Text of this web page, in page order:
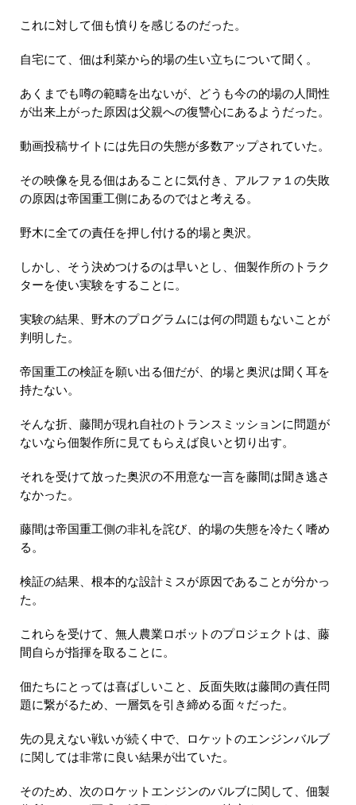
これに対して佃も憤りを感じるのだった。
自宅にて、佃は利菜から的場の生い立ちについて聞く。
あくまでも噂の範疇を出ないが、どうも今の的場の人間性
が出来上がった原因は父親への復讐心にあるようだった。
動画投稿サイトには先日の失態が多数アップされていた。
その映像を見る佃はあることに気付き、アルファ１の失敗
の原因は帝国重工側にあるのではと考える。
野木に全ての責任を押し付ける的場と奥沢。
しかし、そう決めつけるのは早いとし、佃製作所のトラク
ターを使い実験をすることに。
実験の結果、野木のプログラムには何の問題もないことが
判明した。
帝国重工の検証を願い出る佃だが、的場と奥沢は聞く耳を
持たない。
そんな折、藤間が現れ自社のトランスミッションに問題が
ないなら佃製作所に見てもらえば良いと切り出す。
それを受けて放った奥沢の不用意な一言を藤間は聞き逃さ
なかった。
藤間は帝国重工側の非礼を詫び、的場の失態を冷たく嗜め
る。
検証の結果、根本的な設計ミスが原因であることが分かっ
た。
これらを受けて、無人農業ロボットのプロジェクトは、藤
間自らが指揮を取ることに。
佃たちにとっては喜ばしいこと、反面失敗は藤間の責任問
題に繋がるため、一層気を引き締める面々だった。
先の見えない戦いが続く中で、ロケットのエンジンバルブ
に関しては非常に良い結果が出ていた。
そのため、次のロケットエンジンのバルブに関して、佃製